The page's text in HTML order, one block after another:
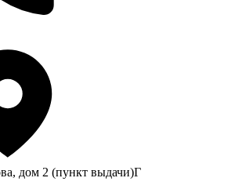
дом 2 (пункт выдачи)Г